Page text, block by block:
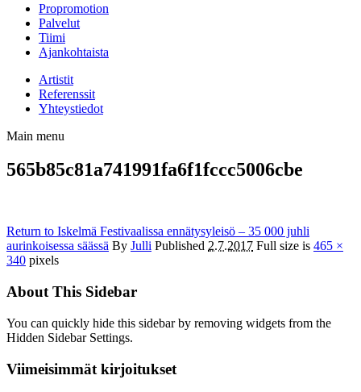
Propromotion
Palvelut
Tiimi
Ajankohtaista
Artistit
Referenssit
Yhteystiedot
Main menu
565b85c81a741991fa6f1fccc5006cbe
Return to Iskelmä Festivaalissa ennätysyleisö – 35 000 juhli
aurinkoisessa säässä By Julli Published 2.7.2017 Full size is 465 ×
340 pixels
About This Sidebar
You can quickly hide this sidebar by removing widgets from the
Hidden Sidebar Settings.
Viimeisimmät kirjoitukset